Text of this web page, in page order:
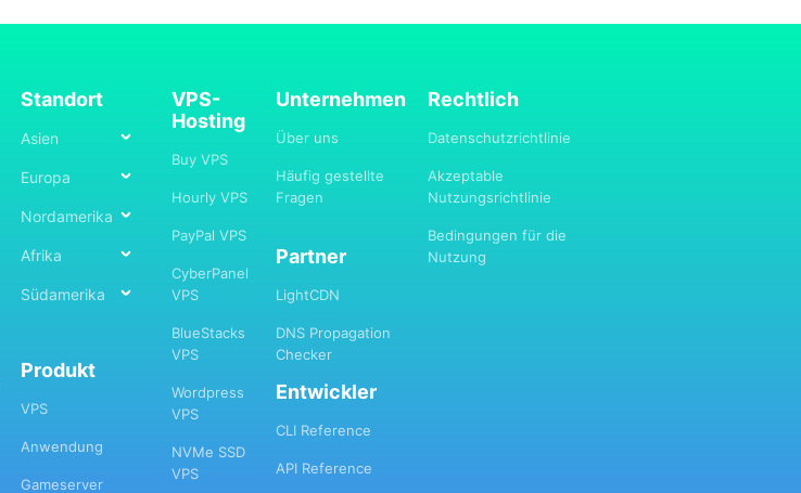
Standort
Asien
Europa
Nordamerika
Afrika
Südamerika
Produkt
VPS
Anwendung
Gameserver
VPS-
Hosting
Buy VPS
Hourly VPS
PayPal VPS
CyberPanel
VPS
BlueStacks
VPS
Wordpress
VPS
NVMe SSD
VPS
Unternehmen
Über uns
Häufig gestellte
Fragen
Partner
LightCDN
DNS Propagation
Checker
Entwickler
CLI Reference
API Reference
Rechtlich
Datenschutzrichtlinie
Akzeptable
Nutzungsrichtlinie
Bedingungen für die
Nutzung